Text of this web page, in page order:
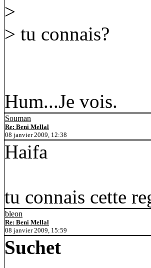
>
> tu connais?
Hum...Je vois.
Souman
Re: Beni Mellal
08 janvier 2009, 12:38
Haifa
tu connais cette
bleon
Re: Beni Mellal
08 janvier 2009, 15:59
Suchet